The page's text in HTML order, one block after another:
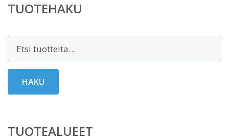
TUOTEHAKU
HAKU
TUOTEALUEET